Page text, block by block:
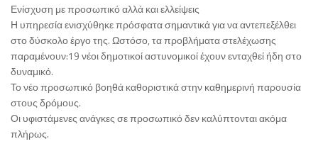
Ενίσχυση με προσωπικό αλλά και ελλείψεις
Η υπηρεσία ενισχύθηκε πρόσφατα σημαντικά για να αντεπεξέλθει
στο δύσκολο έργο της. Ωστόσο, τα προβλήματα στελέχωσης
παραμένουν:19 νέοι δημοτικοί αστυνομικοί έχουν ενταχθεί ήδη στο
δυναμικό.
Το νέο προσωπικό βοηθά καθοριστικά στην καθημερινή παρουσία
στους δρόμους.
Οι υφιστάμενες ανάγκες σε προσωπικό δεν καλύπτονται ακόμα
πλήρως.